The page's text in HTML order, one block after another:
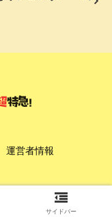
運営者情報
特急！.
サイドバー